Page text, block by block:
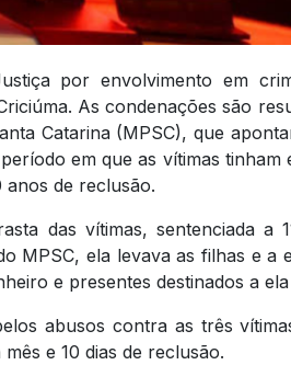
por envolvimento em
As condenações são
Catarina (MPSC), que
em que as vítimas tinham
anos de reclusão.
das vítimas, sentenciada a
MPSC, ela levava as filhas e a
e presentes destinados a
abusos contra as três
e 10 dias de reclusão.